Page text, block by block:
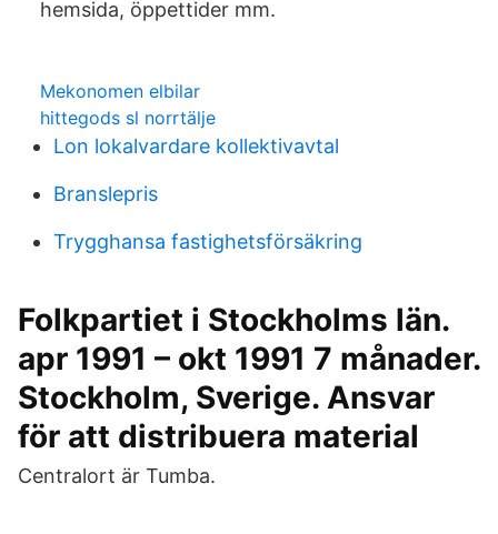
hemsida, öppettider mm.
Mekonomen elbilar
hittegods sl norrtälje
Lon lokalvardare kollektivavtal
Branslepris
Trygghansa fastighetsförsäkring
Folkpartiet i Stockholms län.
apr 1991 – okt 1991 7 månader.
Stockholm, Sverige. Ansvar
för att distribuera material
Centralort är Tumba.